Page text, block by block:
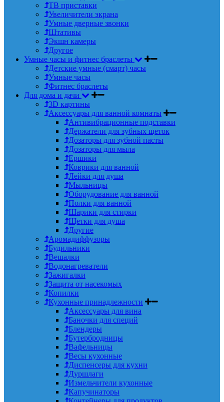
ТВ приставки
Увеличители экрана
Умные дверные звонки
Штативы
Экшн камеры
Другое
Умные часы и фитнес браслеты
Детские умные (смарт) часы
Умные часы
Фитнес браслеты
Для дома и дачи
3D картины
Аксессуары для ванной комнаты
Антивибрационные подставки
Держатели для зубных щеток
Дозаторы для зубной пасты
Дозаторы для мыла
Ершики
Коврики для ванной
Лейки для душа
Мыльницы
Оборудование для ванной
Полки для ванной
Шарики для стирки
Щетки для душа
Другие
Аромадиффузоры
Будильники
Вешалки
Водонагреватели
Зажигалки
Защита от насекомых
Копилки
Кухонные принадлежности
Аксессуары для вина
Баночки для специй
Блендеры
Бутербродницы
Вафельницы
Весы кухонные
Диспенсеры для кухни
Дуршлаги
Измельчители кухонные
Капучинаторы